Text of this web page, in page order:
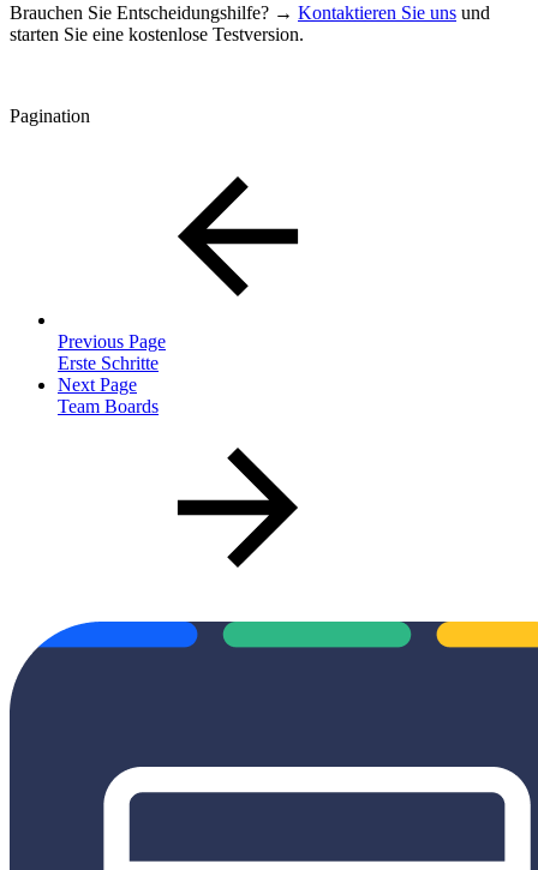
Brauchen Sie Entscheidungshilfe? → Kontaktieren Sie uns und
starten Sie eine kostenlose Testversion.
Pagination
Previous Page
Erste Schritte
Next Page
Team Boards